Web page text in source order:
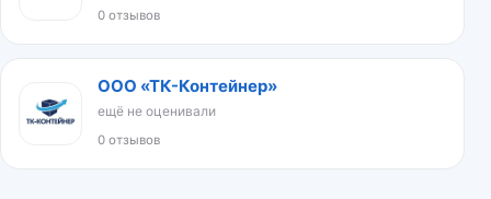
0 отзывов
ООО «ТК-Контейнер»
ещё не оценивали
0 отзывов